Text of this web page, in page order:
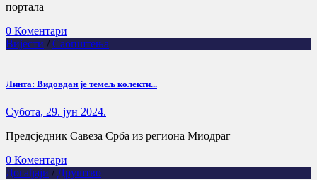
портала
0 Коментари
Вијести / Саопштења
Линта: Видовдан је темељ колекти...
Субота, 29. јун 2024.
Предсједник Савеза Срба из региона Миодраг
0 Коментари
Догађаји / Друштво